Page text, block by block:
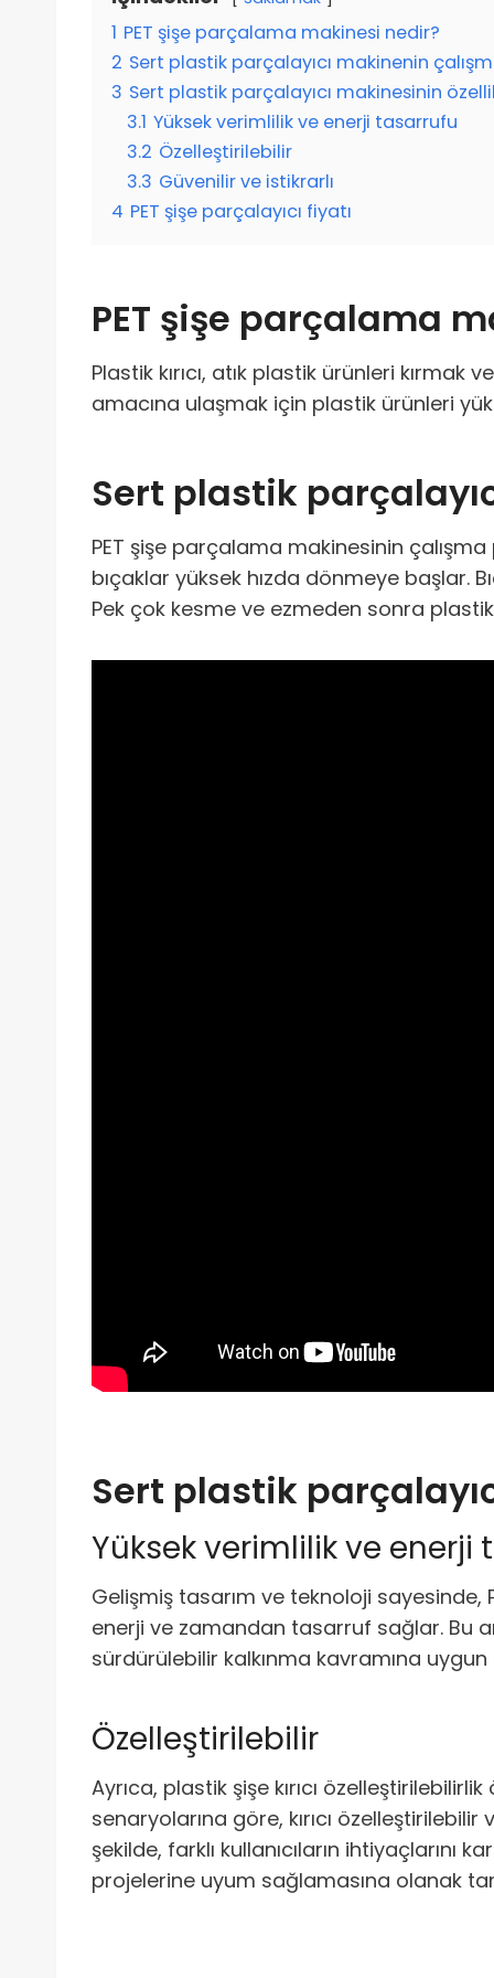
1 PET şişe parçalama makinesi nedir?
2 Sert plastik parçalayıcı makinenin
3 Sert plastik parçalayıcı makinesinin
3.1 Yüksek verimlilik ve enerji tasarrufu
3.2 Özelleştirilebilir
3.3 Güvenilir ve istikrarlı
4 PET şişe parçalayıcı fiyatı
PET şişe parçalama
Plastik kırıcı, atık plastik ürünleri
amacına ulaşmak için plastik ürünleri
Sert plastik
PET şişe parçalama makinesinin
bıçaklar yüksek hızda dönmeye başlar.
Pek çok kesme ve ezmeden sonra
Sert plastik
Yüksek verimlilik ve enerji
Gelişmiş tasarım ve teknoloji sayesinde,
enerji ve zamandan tasarruf sağlar. Bu
sürdürülebilir kalkınma kavramına
Özelleştirilebilir
Ayrıca, plastik şişe kırıcı
senaryolarına göre, kırıcı
şekilde, farklı kullanıcıların ihtiyaçlarını
projelerine uyum sağlamasına olanak